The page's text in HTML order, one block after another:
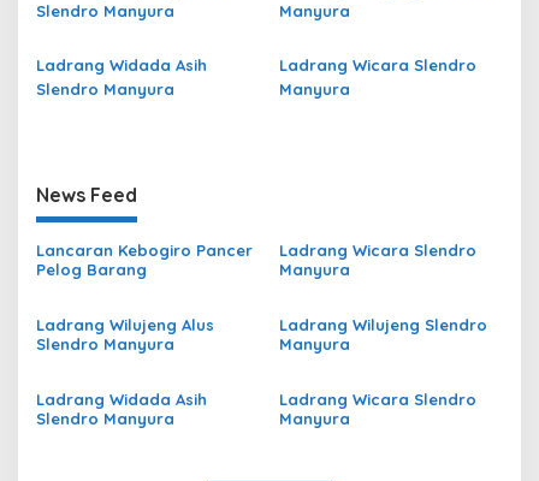
Slendro Manyura
Manyura
Ladrang Widada Asih
Slendro Manyura
Ladrang Wicara Slendro
Manyura
News Feed
Lancaran Kebogiro Pancer
Pelog Barang
Ladrang Wicara Slendro
Manyura
Ladrang Wilujeng Alus
Slendro Manyura
Ladrang Wilujeng Slendro
Manyura
Ladrang Widada Asih
Slendro Manyura
Ladrang Wicara Slendro
Manyura